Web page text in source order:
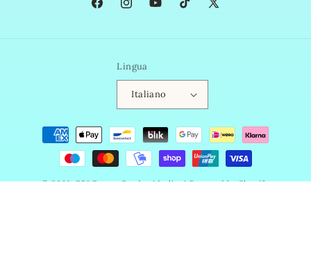
FacebookInstagramYouTubeTikTokX
Lingua
Italiano
Metodi
pagamento
© 2026,EPI Export Prodotti Italiani Powered by Shopify